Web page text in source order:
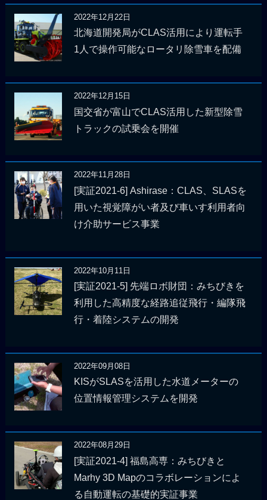
2022年12月22日
北海道開発局がCLAS活用により運転手
1人で操作可能なロータリ除雪車を配備
2022年12月15日
国交省が富山でCLAS活用した新型除雪
トラックの試乗会を開催
2022年11月28日
[実証2021-6] Ashirase：CLAS、SLASを
用いた視覚障がい者及び車いす利用者向
け介助サービス事業
2022年10月11日
[実証2021-5] 先端ロボ財団：みちびきを
利用した高精度な経路追従飛行・編隊飛
行・着陸システムの開発
2022年09月08日
KISがSLASを活用した水道メーターの
位置情報管理システムを開発
2022年08月29日
[実証2021-4] 福島高専：みちびきと
Marhy 3D Mapのコラボレーションによ
る自動運転の基礎的実証事業